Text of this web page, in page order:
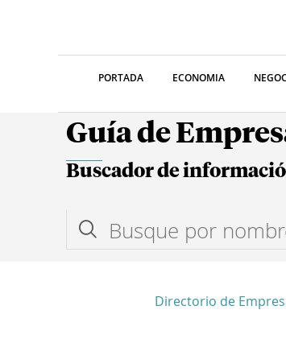
PORTADA ECONOMIA
Guía de
Buscador de
Directorio de